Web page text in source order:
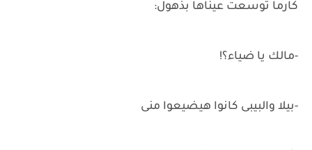
كارما توسعت عيناها بذهول:
-مالك يا ضياء؟!
-بيلا والبيبى كانوا هيضيعوا منى